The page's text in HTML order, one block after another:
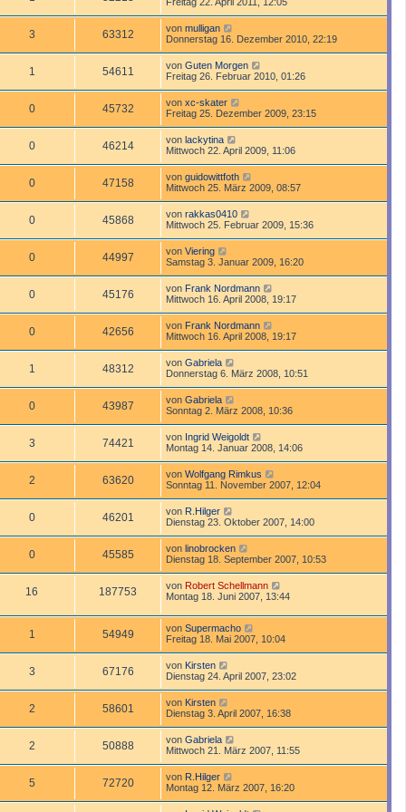
3 63312 von mulligan
Donnerstag 16. Dezember 2010, 22:19
1 54611 von Guten Morgen
Freitag 26. Februar 2010, 01:26
0 45732 von xc-skater
Freitag 25. Dezember 2009, 23:15
0 46214 von lackytina
Mittwoch 22. April 2009, 11:06
0 47158 von guidowittfoth
Mittwoch 25. März 2009, 08:57
0 45868 von rakkas0410
Mittwoch 25. Februar 2009, 15:36
0 44997 von Viering
Samstag 3. Januar 2009, 16:20
0 45176 von Frank Nordmann
Mittwoch 16. April 2008, 19:17
0 42656 von Frank Nordmann
Mittwoch 16. April 2008, 19:17
1 48312 von Gabriela
Donnerstag 6. März 2008, 10:51
0 43987 von Gabriela
Sonntag 2. März 2008, 10:36
3 74421 von Ingrid Weigoldt
Montag 14. Januar 2008, 14:06
2 63620 von Wolfgang Rimkus
Sonntag 11. November 2007, 12:04
0 46201 von R.Hilger
Dienstag 23. Oktober 2007, 14:00
0 45585 von linobrocken
Dienstag 18. September 2007, 10:53
16 187753 von Robert Schellmann
Montag 18. Juni 2007, 13:44
1 54949 von Supermacho
Freitag 18. Mai 2007, 10:04
3 67176 von Kirsten
Dienstag 24. April 2007, 23:02
2 58601 von Kirsten
Dienstag 3. April 2007, 16:38
2 50888 von Gabriela
Mittwoch 21. März 2007, 11:55
5 72720 von R.Hilger
Montag 12. März 2007, 16:20